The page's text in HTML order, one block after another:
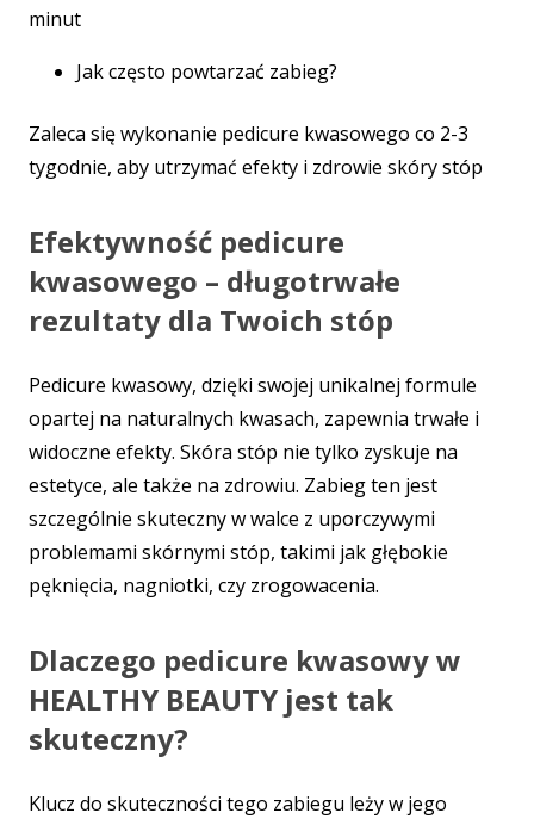
minut
Jak często powtarzać zabieg?
Zaleca się wykonanie pedicure kwasowego co 2-3
tygodnie, aby utrzymać efekty i zdrowie skóry stóp
Efektywność pedicure
kwasowego – długotrwałe
rezultaty dla Twoich stóp
Pedicure kwasowy, dzięki swojej unikalnej formule
opartej na naturalnych kwasach, zapewnia trwałe i
widoczne efekty. Skóra stóp nie tylko zyskuje na
estetyce, ale także na zdrowiu. Zabieg ten jest
szczególnie skuteczny w walce z uporczywymi
problemami skórnymi stóp, takimi jak głębokie
pęknięcia, nagniotki, czy zrogowacenia.
Dlaczego pedicure kwasowy w
HEALTHY BEAUTY jest tak
skuteczny?
Klucz do skuteczności tego zabiegu leży w jego